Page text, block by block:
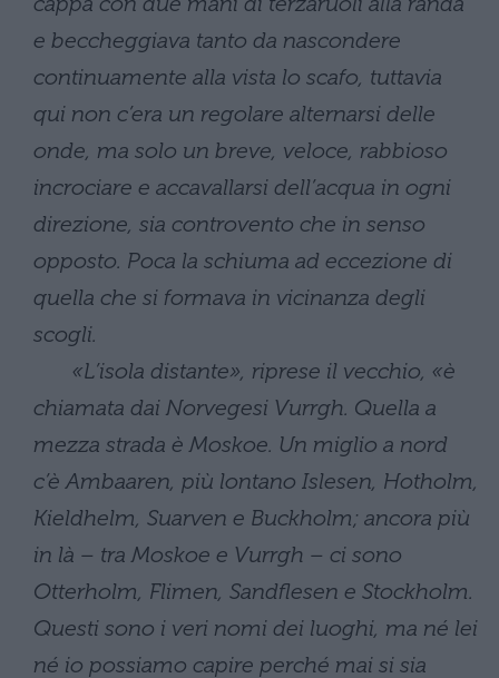
e beccheggiava tanto da nascondere
continuamente alla vista lo scafo, tuttavia
qui non c’era un regolare alternarsi delle
onde, ma solo un breve, veloce, rabbioso
incrociare e accavallarsi dell’acqua in ogni
direzione, sia controvento che in senso
opposto. Poca la schiuma ad eccezione di
quella che si formava in vicinanza degli
scogli.
«L’isola distante», riprese il vecchio, «è
chiamata dai Norvegesi Vurrgh. Quella a
mezza strada è Moskoe. Un miglio a nord
c’è Ambaaren, più lontano Islesen, Hotholm,
Kieldhelm, Suarven e Buckholm; ancora più
in là – tra Moskoe e Vurrgh – ci sono
Otterholm, Flimen, Sandflesen e Stockholm.
Questi sono i veri nomi dei luoghi, ma né lei
né io possiamo capire perché mai si sia